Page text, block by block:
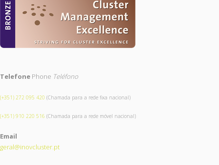
Telefone Phone Teléfono
(+351) 272 095 420 (Chamada para a rede fixa nacional)
(+351) 910 220 516 (Chamada para a rede móvel nacional)
Email
geral@inovcluster.pt